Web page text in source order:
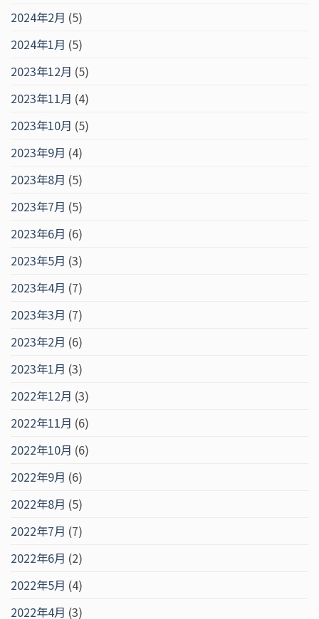
2024年2月 (5)
2024年1月 (5)
2023年12月 (5)
2023年11月 (4)
2023年10月 (5)
2023年9月 (4)
2023年8月 (5)
2023年7月 (5)
2023年6月 (6)
2023年5月 (3)
2023年4月 (7)
2023年3月 (7)
2023年2月 (6)
2023年1月 (3)
2022年12月 (3)
2022年11月 (6)
2022年10月 (6)
2022年9月 (6)
2022年8月 (5)
2022年7月 (7)
2022年6月 (2)
2022年5月 (4)
2022年4月 (3)